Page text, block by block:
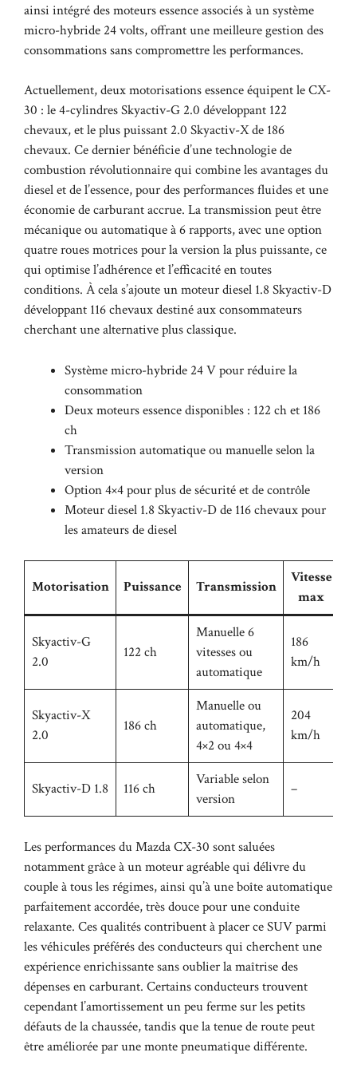
ainsi intégré des moteurs essence associés à un système
micro-hybride 24 volts, offrant une meilleure gestion des
consommations sans compromettre les performances.
Actuellement, deux motorisations essence équipent le CX-
30 : le 4-cylindres Skyactiv-G 2.0 développant 122
chevaux, et le plus puissant 2.0 Skyactiv-X de 186
chevaux. Ce dernier bénéficie d’une technologie de
combustion révolutionnaire qui combine les avantages du
diesel et de l’essence, pour des performances fluides et une
économie de carburant accrue. La transmission peut être
mécanique ou automatique à 6 rapports, avec une option
quatre roues motrices pour la version la plus puissante, ce
qui optimise l’adhérence et l’efficacité en toutes
conditions. À cela s’ajoute un moteur diesel 1.8 Skyactiv-D
développant 116 chevaux destiné aux consommateurs
cherchant une alternative plus classique.
Système micro-hybride 24 V pour réduire la
consommation
Deux moteurs essence disponibles : 122 ch et 186
ch
Transmission automatique ou manuelle selon la
version
Option 4×4 pour plus de sécurité et de contrôle
Moteur diesel 1.8 Skyactiv-D de 116 chevaux pour
les amateurs de diesel
Motorisation Puissance Transmission
Vitesse
max
Skyactiv-G
2.0
122 ch
Manuelle 6
vitesses ou
automatique
186
km/h
Skyactiv-X
2.0
186 ch
Manuelle ou
automatique,
4×2 ou 4×4
204
km/h
Skyactiv-D 1.8 116 ch
Variable selon
version
–
Les performances du Mazda CX-30 sont saluées
notamment grâce à un moteur agréable qui délivre du
couple à tous les régimes, ainsi qu’à une boîte automatique
parfaitement accordée, très douce pour une conduite
relaxante. Ces qualités contribuent à placer ce SUV parmi
les véhicules préférés des conducteurs qui cherchent une
expérience enrichissante sans oublier la maîtrise des
dépenses en carburant. Certains conducteurs trouvent
cependant l’amortissement un peu ferme sur les petits
défauts de la chaussée, tandis que la tenue de route peut
être améliorée par une monte pneumatique différente.